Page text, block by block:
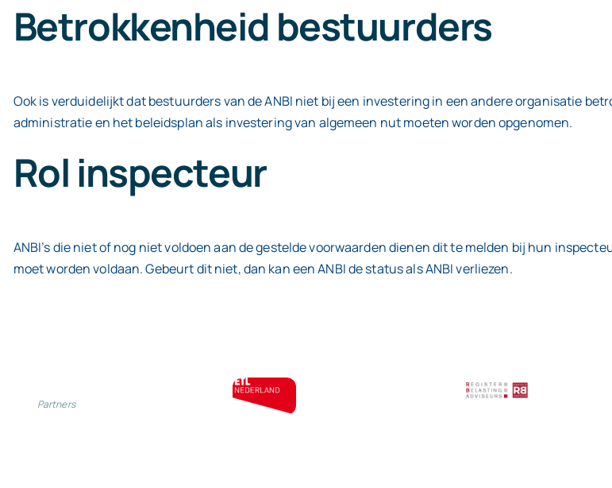
Betrokkenheid bestuurders
Ook is verduidelijkt dat bestuurders van de ANBI niet bij een investering in een andere organisatie
administratie en het beleidsplan als investering van algemeen nut moeten worden opgenomen.
Rol inspecteur
ANBI’s die niet of nog niet voldoen aan de gestelde voorwaarden dienen dit te melden bij hun
moet worden voldaan. Gebeurt dit niet, dan kan een ANBI de status als ANBI verliezen.
Partners